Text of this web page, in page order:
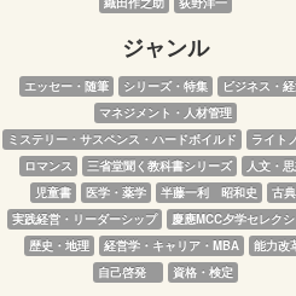
ジャンル
エッセー・随筆 シリーズ・特集
ビジネス・
マネジメント・人材管理
ミステリー・サスペンス・ハードボイルド
ライト
ロマンス
三省堂聞く教科書シリーズ
人文・
児童書
医学・薬学 半藤一利　昭和史
古典
実践経営・リーダーシップ
慶應MCC夕学セレク
歴史・地理
経営学・キャリア・MBA
能力改
自己啓発
資格・検定